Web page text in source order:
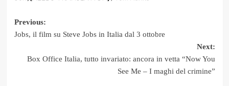
Post
Previous:
Jobs, il film su Steve Jobs in Italia dal 3 ottobre
Next:
Box Office Italia, tutto invariato: ancora in vetta “Now You
See Me – I maghi del crimine”